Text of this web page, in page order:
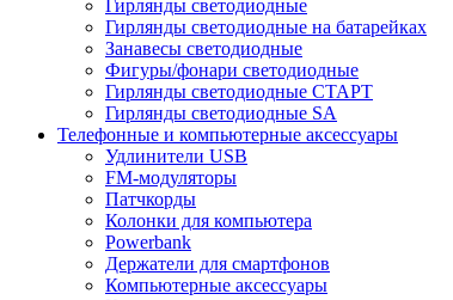
Гирлянды светодиодные
Гирлянды светодиодные на батарейках
Занавесы светодиодные
Фигуры/фонари светодиодные
Гирлянды светодиодные CТАРТ
Гирлянды светодиодные SA
Телефонные и компьютерные аксессуары
Удлинители USB
FM-модуляторы
Патчкорды
Колонки для компьютера
Powerbank
Держатели для смартфонов
Компьютерные аксессуары